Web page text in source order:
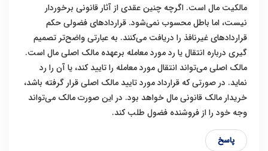
مالکیت مال است. اگرچه چنین عقدی از آثار قانونی برخوردار
نیست، اما باطل محسوب نمی‌شود. قراردادهای فضولی حکم
قراردادهای غیرنافذ را دریافت می‌کنند. به عبارتی واضح‌تر تصمیم
گیری درباره انتقال یا رد مورد معامله برعهده مالک اصلی مال است.
مالک اصلی می‌تواند انتقال مورد معامله را تایید کند، یا آن را رد
نماید. در صورتی که قرارداد مورد تایید مالک اصلی قرار گرفته باشد،
خریدار مالک قانونی مال خواهد بود. در این صورت مالک می‌تواند
وجه خود را از فروشنده فضول طلب کند.
پاسخ